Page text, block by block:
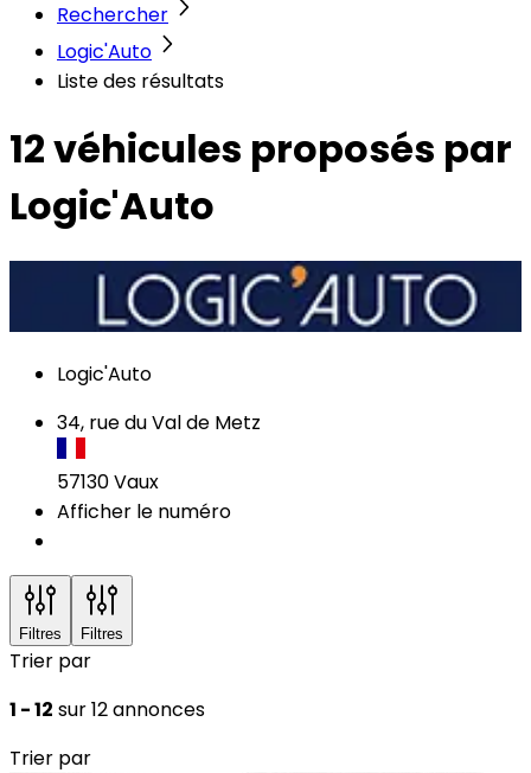
Rechercher
Logic'Auto
Liste des résultats
12 véhicules proposés par
Logic'Auto
Logic'Auto
34, rue du Val de Metz
57130Vaux
Afficher le numéro
Filtres Filtres
Trier par
1 - 12 sur 12 annonces
Trier par